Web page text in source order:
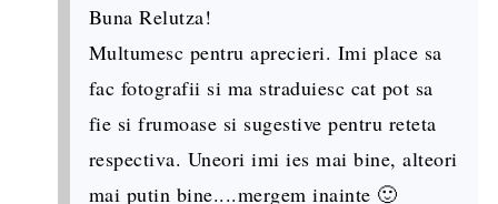
Buna Relutza!
Multumesc pentru aprecieri. Imi place sa
fac fotografii si ma straduiesc cat pot sa
fie si frumoase si sugestive pentru reteta
respectiva. Uneori imi ies mai bine, alteori
mai putin bine....mergem inainte 🙂